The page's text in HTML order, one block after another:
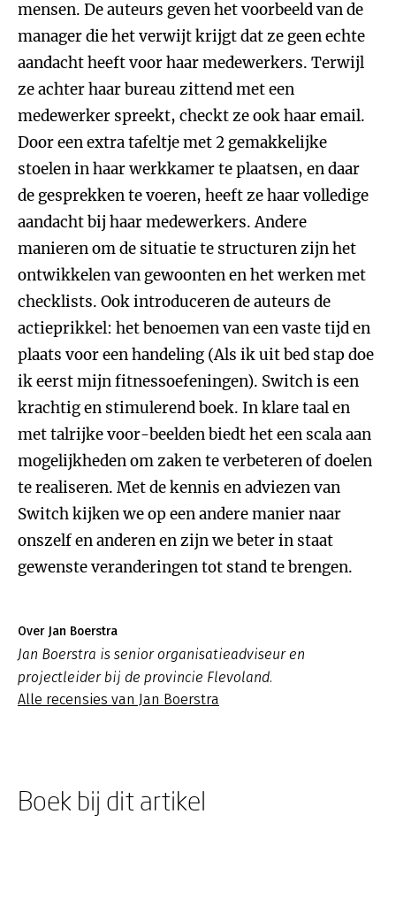
mensen. De auteurs geven het voorbeeld van de
manager die het verwijt krijgt dat ze geen echte
aandacht heeft voor haar medewerkers. Terwijl
ze achter haar bureau zittend met een
medewerker spreekt, checkt ze ook haar email.
Door een extra tafeltje met 2 gemakkelijke
stoelen in haar werkkamer te plaatsen, en daar
de gesprekken te voeren, heeft ze haar volledige
aandacht bij haar medewerkers. Andere
manieren om de situatie te structuren zijn het
ontwikkelen van gewoonten en het werken met
checklists. Ook introduceren de auteurs de
actieprikkel: het benoemen van een vaste tijd en
plaats voor een handeling (Als ik uit bed stap doe
ik eerst mijn fitnessoefeningen). Switch is een
krachtig en stimulerend boek. In klare taal en
met talrijke voor-beelden biedt het een scala aan
mogelijkheden om zaken te verbeteren of doelen
te realiseren. Met de kennis en adviezen van
Switch kijken we op een andere manier naar
onszelf en anderen en zijn we beter in staat
gewenste veranderingen tot stand te brengen.
Over Jan Boerstra
Jan Boerstra is senior organisatieadviseur en
projectleider bij de provincie Flevoland.
Alle recensies van Jan Boerstra
Boek bij dit artikel